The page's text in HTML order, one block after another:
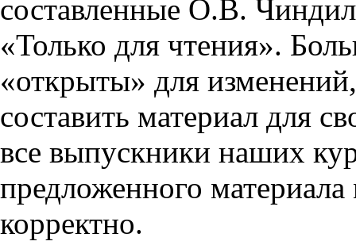
составленные О.В.
«Только для чтения».
«открыты» для
составить материал для
все выпускники наших
предложенного
корректно.